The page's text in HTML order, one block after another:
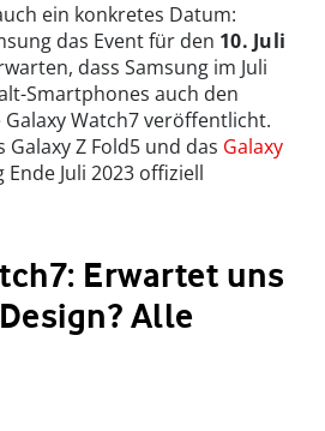
ein konkretes Datum:
das Event für den 10. Juli
dass Samsung im Juli
Smartphones auch den
Galaxy Watch7 veröffentlicht.
Z Fold5 und das Galaxy
Ende Juli 2023 offiziell
Erwartet uns
Alle